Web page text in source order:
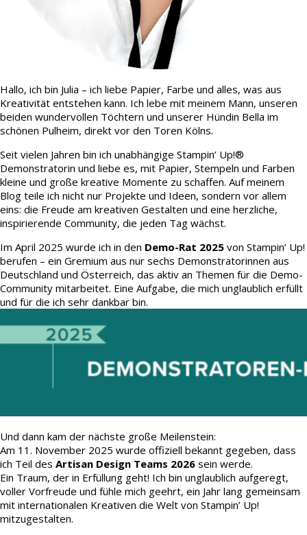
Hallo, ich bin Julia – ich liebe Papier, Farbe und alles, was aus
Kreativität entstehen kann. Ich lebe mit meinem Mann, unseren
beiden wundervollen Töchtern und unserer Hündin Bella im
schönen Pulheim, direkt vor den Toren Kölns.
Seit vielen Jahren bin ich unabhängige Stampin’ Up!®
Demonstratorin und liebe es, mit Papier, Stempeln und Farben
kleine und große kreative Momente zu schaffen. Auf meinem
Blog teile ich nicht nur Projekte und Ideen, sondern vor allem
eins: die Freude am kreativen Gestalten und eine herzliche,
inspirierende Community, die jeden Tag wächst.
Im April 2025 wurde ich in den Demo-Rat 2025 von Stampin’ Up!
berufen – ein Gremium aus nur sechs Demonstratorinnen aus
Deutschland und Österreich, das aktiv an Themen für die Demo-
Community mitarbeitet. Eine Aufgabe, die mich unglaublich erfüllt
und für die ich sehr dankbar bin.
Und dann kam der nächste große Meilenstein:
Am 11. November 2025 wurde offiziell bekannt gegeben, dass
ich Teil des Artisan Design Teams 2026 sein werde.
Ein Traum, der in Erfüllung geht! Ich bin unglaublich aufgeregt,
voller Vorfreude und fühle mich geehrt, ein Jahr lang gemeinsam
mit internationalen Kreativen die Welt von Stampin’ Up!
mitzugestalten.